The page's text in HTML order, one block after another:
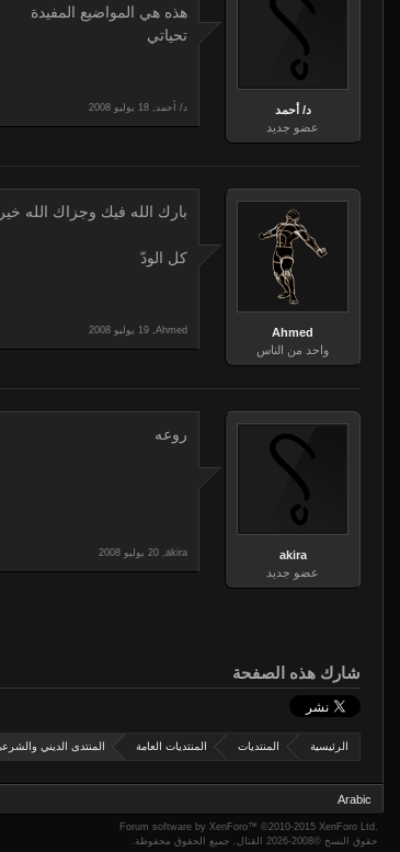
د/ أحمد
عضو جديد
هذه هي المواضيع المفيدة
تحياتي
د/ أحمد,
Ahmed
واحد من الناس
بارك الله فيك وجزاك الله
كل الودّ
Ahmed
,
akira
عضو جديد
روعه
akira
,
شارك هذه الصفحة
الرئيسية المنتديات المنتديات العامة المنتدى الديني
Arabic
Forum software by XenForo™ ©2010-2015 XenForo Ltd.
حقوق النسخ ©2008-
2026 القتال. جميع الحقوق محفوظة.